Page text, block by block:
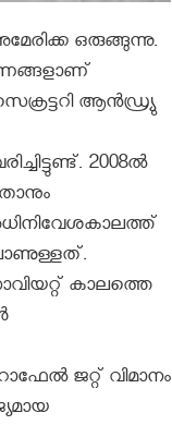
ഒരുങ്ങുന്നു.
ആന്‍ഡ്ര്യു
2008ല്‍
കാലത്തെ
ജറ്റ് വിമാനം